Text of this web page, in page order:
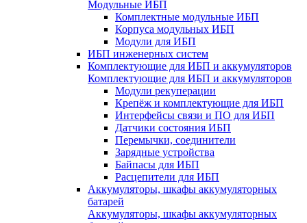
Модульные ИБП
Комплектные модульные ИБП
Корпуса модульных ИБП
Модули для ИБП
ИБП инженерных систем
Комплектующие для ИБП и аккумуляторов
Комплектующие для ИБП и аккумуляторов
Модули рекуперации
Крепёж и комплектующие для ИБП
Интерфейсы связи и ПО для ИБП
Датчики состояния ИБП
Перемычки, соединители
Зарядные устройства
Байпасы для ИБП
Расцепители для ИБП
Аккумуляторы, шкафы аккумуляторных
батарей
Аккумуляторы, шкафы аккумуляторных